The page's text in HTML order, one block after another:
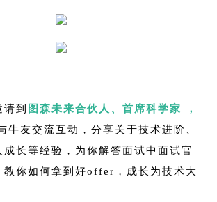
到 图森未来合伙人、首席科学家 ，
牛友交流互动，分享关于技术进阶、
长等经验，为你解答面试中面试官
教你如何拿到好offer，成长为技术大